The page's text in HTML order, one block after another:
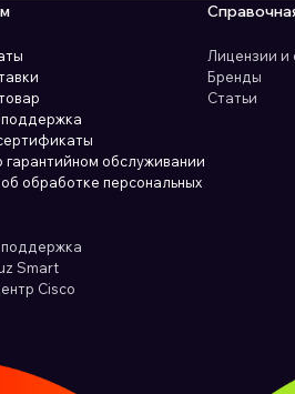
поддержка
обслуживании
обработке персональных
поддержка
Smart
Cisco
Лицензии и
Бренды
Статьи